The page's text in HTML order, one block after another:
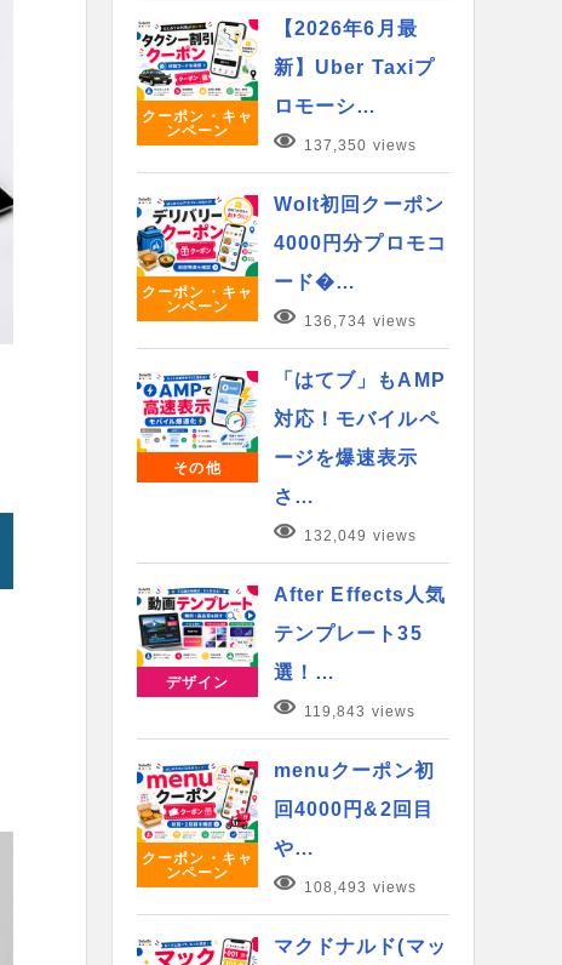
クーポン・キャ
ンペーン
【2026年6月最
新】Uber Taxiプ
ロモーシ…
137,350 views
クーポン・キャ
ンペーン
Wolt初回クーポン
4000円分プロモコ
ード�…
136,734 views
その他
「はてブ」もAMP
対応！モバイルペ
ージを爆速表示
さ…
132,049 views
デザイン
After Effects人気
テンプレート35
選！…
119,843 views
クーポン・キャ
ンペーン
menuクーポン初
回4000円&2回目
や…
108,493 views
マクドナルド(マッ